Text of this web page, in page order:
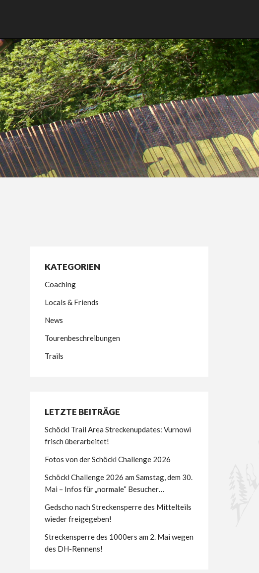
KATEGORIEN
Coaching
Locals & Friends
News
Tourenbeschreibungen
Trails
LETZTE BEITRÄGE
Schöckl Trail Area Streckenupdates: Vurnowi
frisch überarbeitet!
Fotos von der Schöckl Challenge 2026
Schöckl Challenge 2026 am Samstag, dem 30.
Mai – Infos für „normale“ Besucher…
Gedscho nach Streckensperre des Mittelteils
wieder freigegeben!
Streckensperre des 1000ers am 2. Mai wegen
des DH-Rennens!